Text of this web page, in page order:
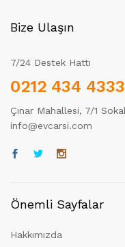
Bize Ulaşın
7/24 Destek Hattı
0212 434 4333
Çınar Mahallesi, 7/1
info@evcarsi.com
Önemli Sayfalar
Hakkımızda